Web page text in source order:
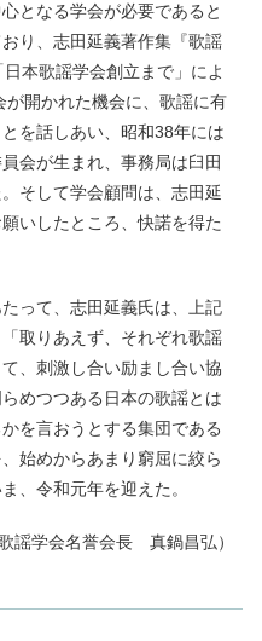
となる学会が必要であると
り、志田延義著作集『歌謡
本歌謡学会創立まで」によ
開かれた機会に、歌謡に有
を話しあい、昭和38年には
会が生まれ、事務局は臼田
そして学会顧問は、志田延
いしたところ、快諾を得た
って、志田延義氏は、上記
取りあえず、それぞれ歌謡
、刺激し合い励まし合い協
めつつある日本の歌謡とは
を言おうとする集団である
始めからあまり窮屈に絞ら
、令和元年を迎えた。
歌謡学会名誉会長 真鍋昌弘）